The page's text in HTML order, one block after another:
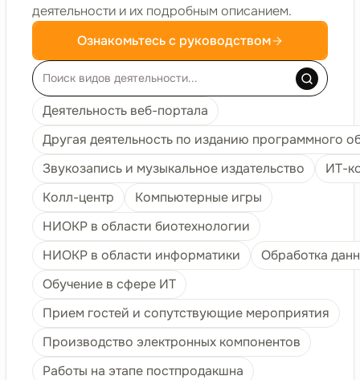
деятельности и их подробным описанием.
Ознакомьтесь с руководством
Деятельность веб-портала
Другая деятельность по изданию программного
Звукозапись и музыкальное издательство
ИТ-
Колл-центр
Компьютерные игры
НИОКР в области биотехнологии
НИОКР в области информатики
Обработка
Обучение в сфере ИТ
Прием гостей и сопутствующие мероприятия
Производство электронных компонентов
Работы на этапе постпродакшна